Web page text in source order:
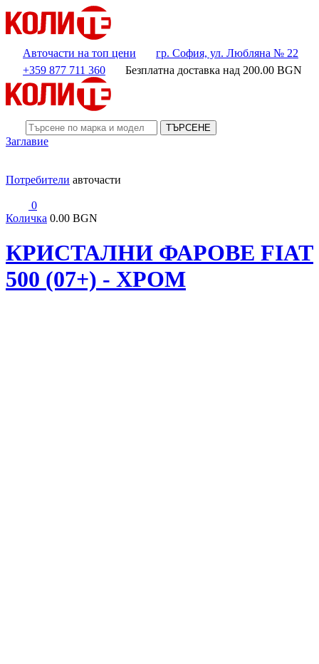
Авточасти на топ цени
гр. София, ул. Любляна № 22
+359 877 711 360
Безплатна доставка над 200.00 BGN
ТЪРСЕНЕ
Заглавие
Потребители авточасти
0
Количка 0.00 BGN
КРИСТАЛНИ ФАРОВЕ FIAT
500 (07+) - ХРОМ